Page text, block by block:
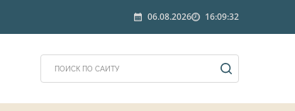
06.08.2026 16:09:32